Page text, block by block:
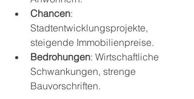
Chancen:
Stadtentwicklungsprojekte,
steigende Immobilienpreise.
Bedrohungen: Wirtschaftliche
Schwankungen, strenge
Bauvorschriften.